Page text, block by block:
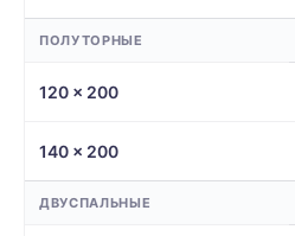
ПОЛУТОРНЫЕ
120 × 200
140 × 200
ДВУСПАЛЬНЫЕ